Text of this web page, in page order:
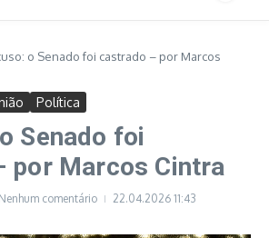
o Senado foi castrado – por Marcos
Política
Senado foi
por Marcos Cintra
Nenhum comentário 22.04.2026 11:43